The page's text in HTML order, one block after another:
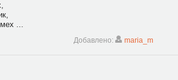
...
Добавлено: maria_m